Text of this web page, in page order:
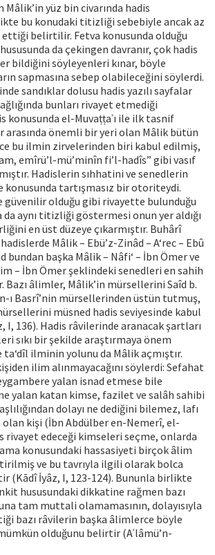
yüz bin civarında hadis
bu konudaki titizliği sebebiyle ancak az
ettiği belirtilir. Fetva konusunda olduğu
da çekingen davranır, çok hadis
bildiğini söyleyenleri kınar, böyle
sapmasına sebep olabileceğini söylerdi.
sandıklar dolusu hadis yazılı sayfalar
bunları rivayet etmediği
konusunda el-Muvaṭṭaʾı ile ilk tasnif
arasında önemli bir yeri olan Mâlik bütün
bu ilmin zirvelerinden biri kabul edilmiş,
emîrü’l-mü’minîn fi’l-hadîs” gibi vasıf
Hadislerin sıhhatini ve senedlerin
konusunda tartışmasız bir otoriteydi.
güvenilir olduğu gibi rivayette bulunduğu
da aynı titizliği göstermesi onun yer aldığı
en üst düzeye çıkarmıştır. Buhârî
Mâlik – Ebü’z-Zinâd – A‘rec – Ebû
bundan başka Mâlik – Nâfi‘ – İbn Ömer ve
– İbn Ömer şeklindeki senedleri en sahih
Bazı âlimler, Mâlik’in mürsellerini Saîd b.
ı Basrî’nin mürsellerinden üstün tutmuş,
müsned hadis seviyesinde kabul
136). Hadis râvilerinde aranacak şartları
sıkı bir şekilde araştırmaya önem
ilminin yolunu da Mâlik açmıştır.
ilim alınmayacağını söylerdi: Sefahat
yalan isnad etmese bile
yalan katan kimse, fazilet ve salâh sahibi
dolayı ne dediğini bilemez, lafı
olan kişi (İbn Abdülber en-Nemerî, el-
rivayet edeceği kimseleri seçme, onlarda
konusundaki hassasiyeti birçok âlim
ve bu tavrıyla ilgili olarak bolca
(Kādî İyâz, I, 123-124). Bununla birlikte
hususundaki dikkatine rağmen bazı
tam muttali olamamasının, dolayısıyla
bazı râvilerin başka âlimlerce böyle
olduğunu belirtir (Aʿlâmü’n-